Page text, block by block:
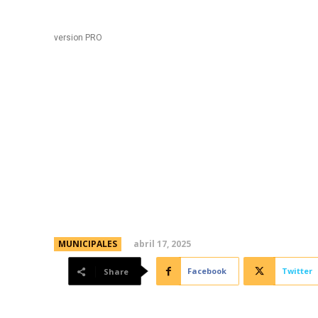
version PRO
MUNICIPALES abril 17, 2025
Share Facebook Twitter